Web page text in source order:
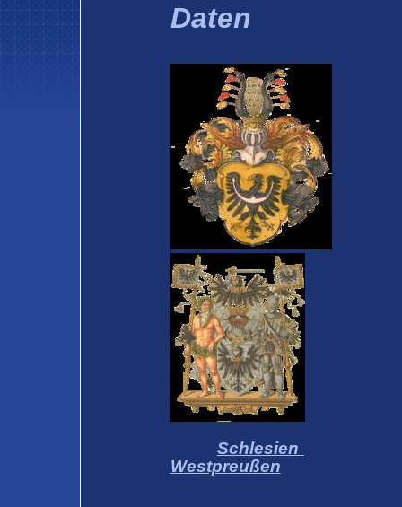
Daten
Schlesien
Westpreußen